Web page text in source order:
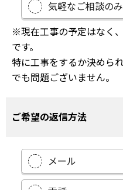
気軽なご相談のみ
※現在工事の予定はなく
です。
特に工事をするか決めら
でも問題ございません。
ご希望の返信方法
メール